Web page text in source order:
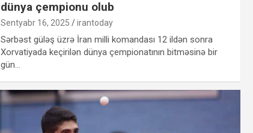
dünya çempionu olub
Sentyabr 16, 2025 irantoday
Sərbəst güləş üzrə İran milli komandası 12 ildən sonra
Xorvatiyada keçirilən dünya çempionatının bitməsinə bir
gün…